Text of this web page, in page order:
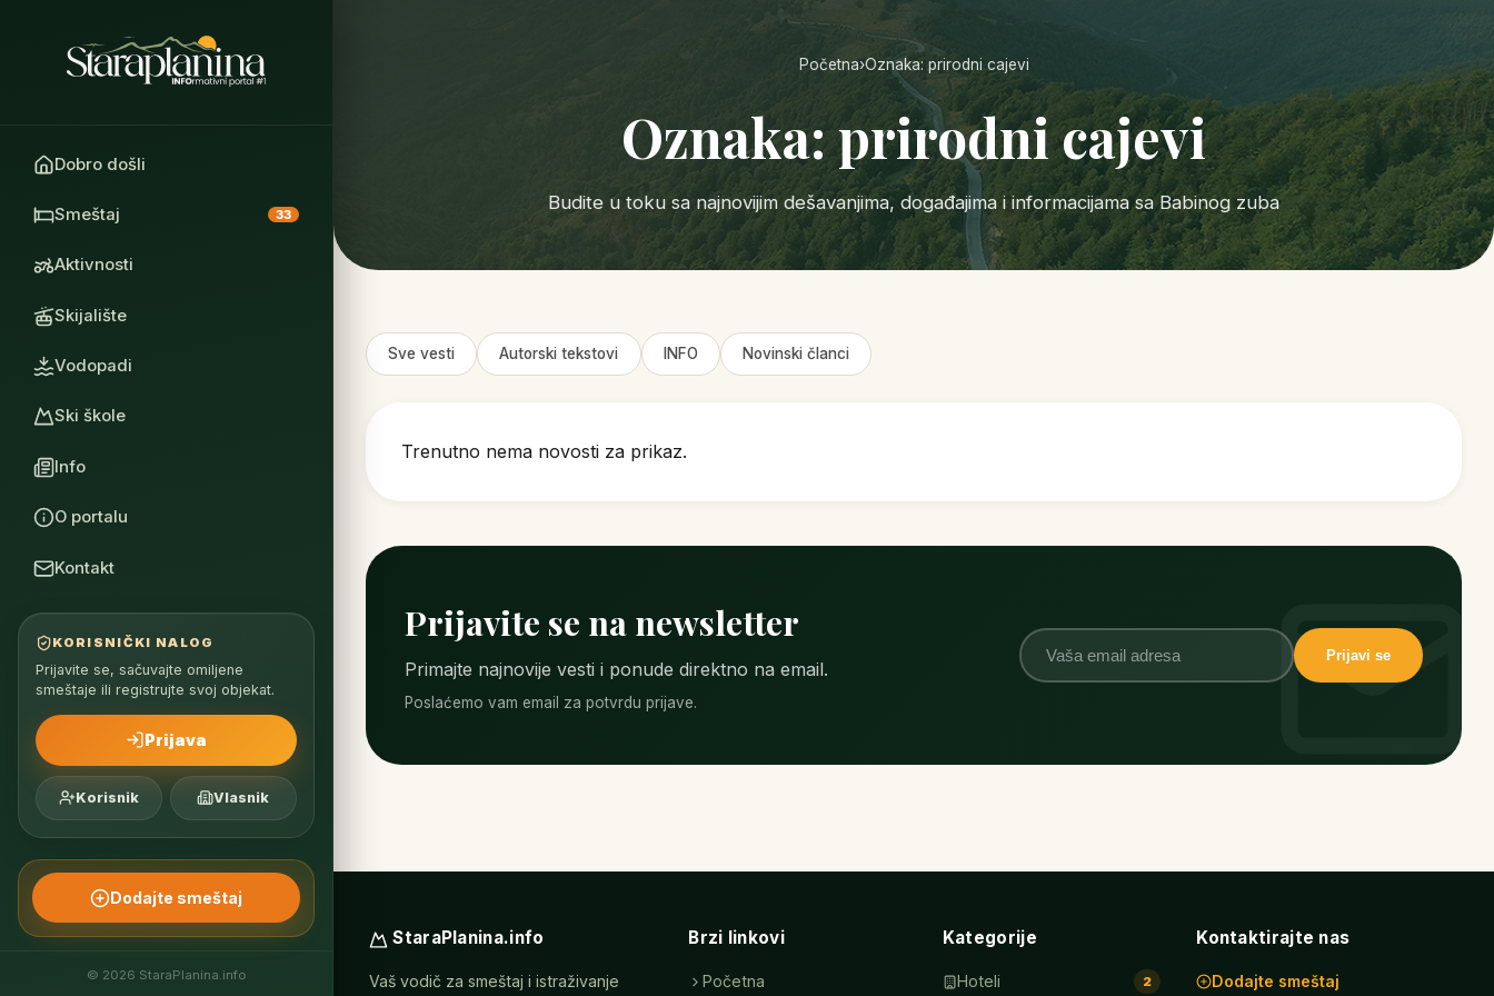
Dobro došli
Smeštaj 33
Aktivnosti
Skijalište
Vodopadi
Ski škole
Info
O portalu
Kontakt
KORISNIČKI NALOG
Prijavite se, sačuvajte omiljene
smeštaje ili registrujte svoj objekat.
Prijava
Korisnik Vlasnik
Dodajte smeštaj
© 2026 StaraPlanina.info
Početna›Oznaka: prirodni cajevi
Oznaka: prirodni cajevi
Budite u toku sa najnovijim dešavanjima, događajima i informacijama sa Babinog zuba
Sve vesti Autorski tekstovi INFO Novinski članci
Trenutno nema novosti za prikaz.
Prijavite se na newsletter
Primajte najnovije vesti i ponude direktno na email.
Poslaćemo vam email za potvrdu prijave.
Prijavi se
StaraPlanina.info
Vaš vodič za smeštaj i istraživanje
Brzi linkovi
Početna
Kategorije
Hoteli 2
Kontaktirajte nas
Dodajte smeštaj